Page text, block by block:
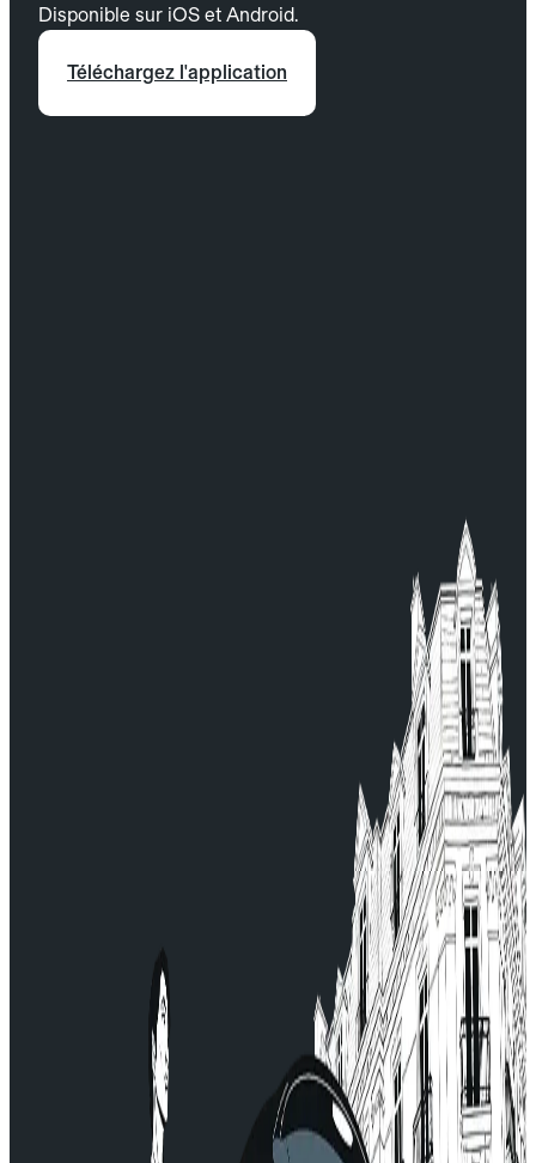
Disponible sur iOS et Android.
Téléchargez l'application